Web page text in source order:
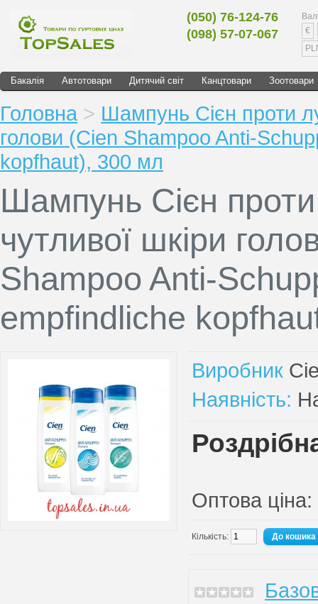
(050) 76-124-76
(098) 57-07-067
€
Бакалія Автотовари Дитячий світ Канцтовари Зоотовари
Головна > Шампунь Сієн проти
голови (Cien Shampoo Anti-
kopfhaut), 300 мл
Шампунь Сієн
чутливої шкіри
Shampoo Anti-
empfindliche
Виробник
Наявність:
Оптова
Кількість: